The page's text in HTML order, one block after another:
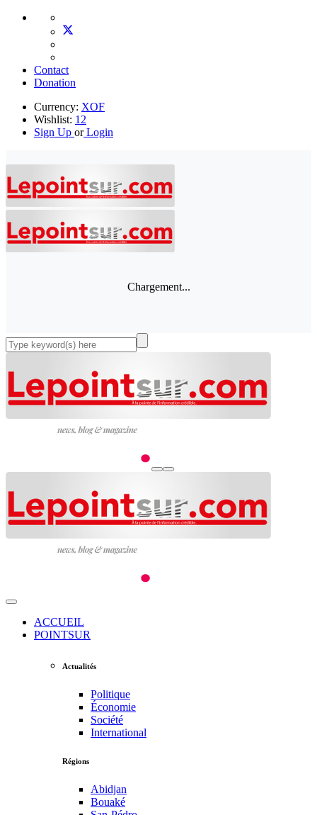
Contact
Donation
Currency: XOF
Wishlist: 12
Sign Up orLogin
Chargement...
ACCUEIL
POINTSUR
Actualités
Politique
Économie
Société
International
Régions
Abidjan
Bouaké